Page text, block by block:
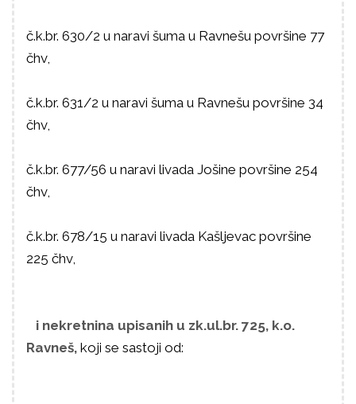
č.k.br. 630/2 u naravi šuma u Ravnešu površine 77
čhv,
č.k.br. 631/2 u naravi šuma u Ravnešu površine 34
čhv,
č.k.br. 677/56 u naravi livada Jošine površine 254
čhv,
č.k.br. 678/15 u naravi livada Kašljevac površine
225 čhv,
i nekretnina upisanih u zk.ul.br. 725, k.o.
Ravneš, koji se sastoji od: